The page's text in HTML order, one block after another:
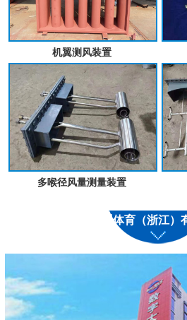
机翼测风装置
多喉径风量测量装置
九州体育（浙江）